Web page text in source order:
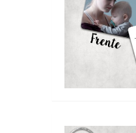
QUERIDA DO MUNDO